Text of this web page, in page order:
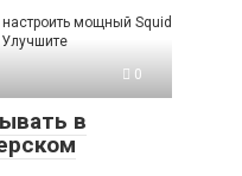
настроить мощный Squid
Улучшите
0
в